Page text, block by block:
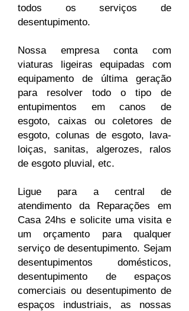
todos os serviços de
desentupimento.
Nossa empresa conta com
viaturas ligeiras equipadas com
equipamento de última geração
para resolver todo o tipo de
entupimentos em canos de
esgoto, caixas ou coletores de
esgoto, colunas de esgoto, lava-
loiças, sanitas, algerozes, ralos
de esgoto pluvial, etc.
Ligue para a central de
atendimento da Reparações em
Casa 24hs e solicite uma visita e
um orçamento para qualquer
serviço de desentupimento. Sejam
desentupimentos domésticos,
desentupimento de espaços
comerciais ou desentupimento de
espaços industriais, as nossas